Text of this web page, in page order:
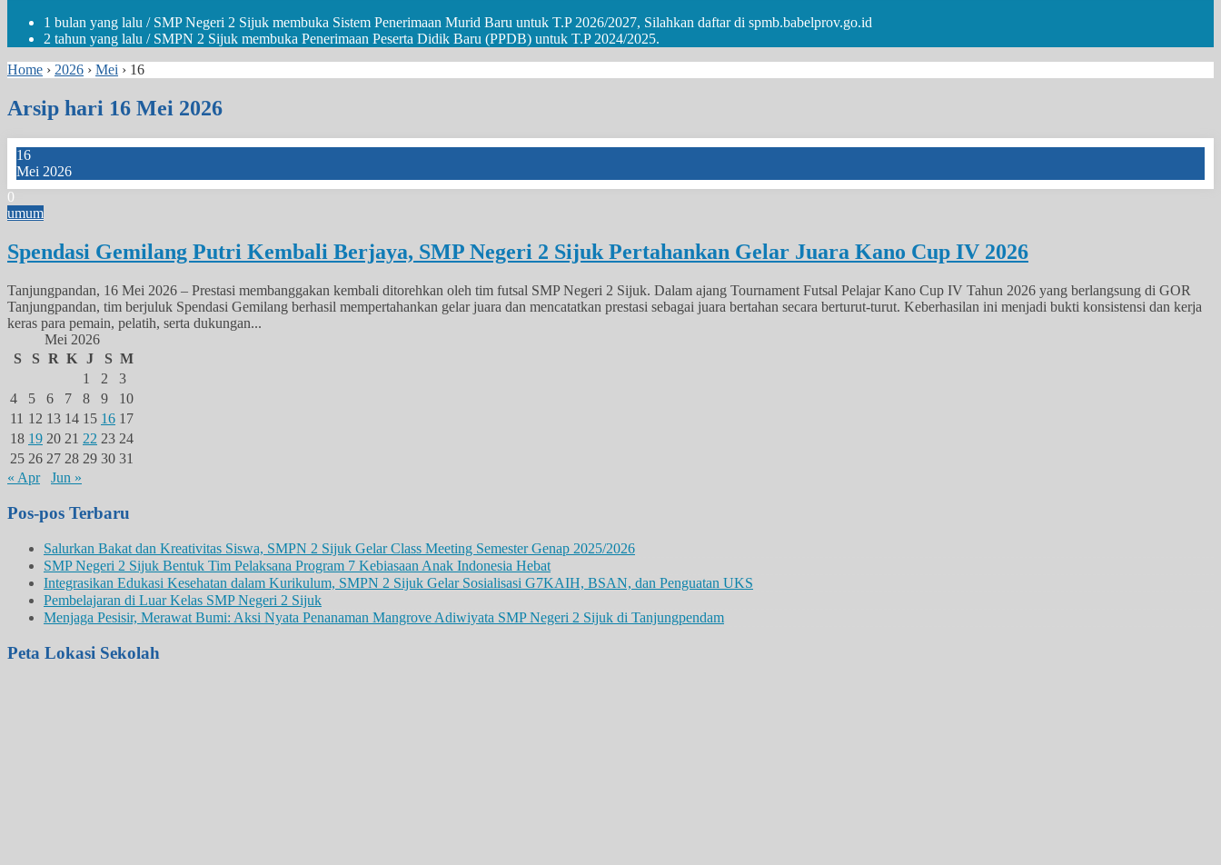
1 bulan yang lalu / SMP Negeri 2 Sijuk membuka Sistem Penerimaan Murid Baru untuk T.P 2026/2027, Silahkan daftar di spmb.babelprov.go.id
2 tahun yang lalu / SMPN 2 Sijuk membuka Penerimaan Peserta Didik Baru (PPDB) untuk T.P 2024/2025.
Home › 2026 › Mei › 16
Arsip hari 16 Mei 2026
16
Mei 2026
0
umum
Spendasi Gemilang Putri Kembali Berjaya, SMP Negeri 2 Sijuk Pertahankan Gelar Juara Kano Cup IV 2026
Tanjungpandan, 16 Mei 2026 – Prestasi membanggakan kembali ditorehkan oleh tim futsal SMP Negeri 2 Sijuk. Dalam ajang Tournament Futsal Pelajar Kano Cup IV Tahun 2026 yang berlangsung di GOR
Tanjungpandan, tim berjuluk Spendasi Gemilang berhasil mempertahankan gelar juara dan mencatatkan prestasi sebagai juara bertahan secara berturut-turut. Keberhasilan ini menjadi bukti konsistensi dan kerja
keras para pemain, pelatih, serta dukungan...
Mei 2026
S
S R K J S M
1
2
3
4
5 6 7 8 9
10
11 12 13 14 15 16 17
18 19 20 21 22 23 24
25 26 27 28 29 30 31
« Apr
Jun »
Pos-pos Terbaru
Salurkan Bakat dan Kreativitas Siswa, SMPN 2 Sijuk Gelar Class Meeting Semester Genap 2025/2026
SMP Negeri 2 Sijuk Bentuk Tim Pelaksana Program 7 Kebiasaan Anak Indonesia Hebat
Integrasikan Edukasi Kesehatan dalam Kurikulum, SMPN 2 Sijuk Gelar Sosialisasi G7KAIH, BSAN, dan Penguatan UKS
Pembelajaran di Luar Kelas SMP Negeri 2 Sijuk
Menjaga Pesisir, Merawat Bumi: Aksi Nyata Penanaman Mangrove Adiwiyata SMP Negeri 2 Sijuk di Tanjungpendam
Peta Lokasi Sekolah